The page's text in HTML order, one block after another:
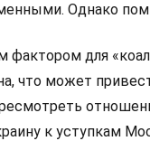
Однако
фактором для
что может
к уступкам